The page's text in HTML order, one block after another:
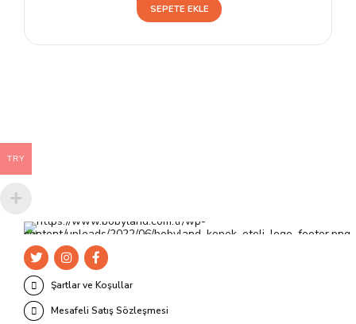
SEPETE EKLE
Şartlar ve Koşullar
Mesafeli Satış Sözleşmesi
TRY